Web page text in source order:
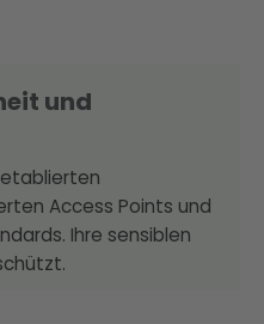
und
Access Points und
Ihre sensiblen